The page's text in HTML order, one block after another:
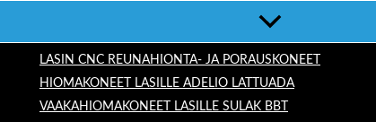
LASIN CNC REUNAHIONTA- JA PORAUSKONEET
HIOMAKONEET LASILLE ADELIO LATTUADA
VAAKAHIOMAKONEET LASILLE SULAK BBT